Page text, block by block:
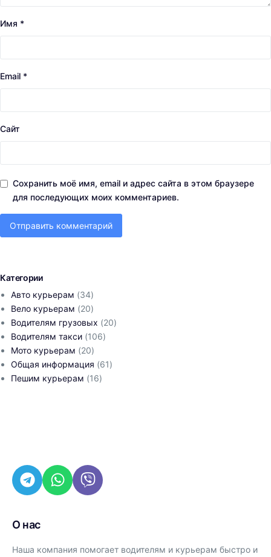
Имя *
Email *
Сайт
Сохранить моё имя, email и адрес сайта в этом браузере
для последующих моих комментариев.
Категории
Авто курьерам (34)
Вело курьерам (20)
Водителям грузовых (20)
Водителям такси (106)
Мото курьерам (20)
Общая информация (61)
Пешим курьерам (16)
О нас
Наша компания помогает водителям и курьерам быстро и